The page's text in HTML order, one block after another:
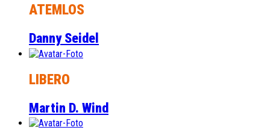
ATEMLOS
Danny Seidel
LIBERO
Martin D. Wind